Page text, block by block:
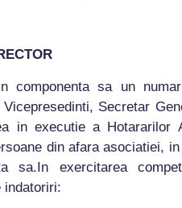
componenta sa un
Secretar
in executie a Hotararilor
din afara asociatiei,
sa.In exercitarea
indatoriri: